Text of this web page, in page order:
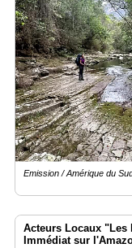
Emission / Amérique du
Acteurs Locaux "Les
Immédiat sur